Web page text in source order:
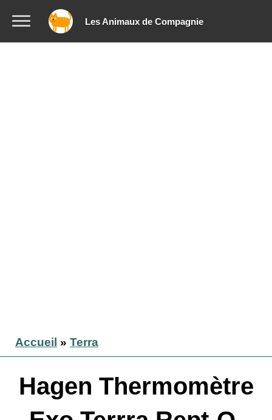
Les Animaux de Compagnie
Accueil » Terra
Hagen Thermomètre